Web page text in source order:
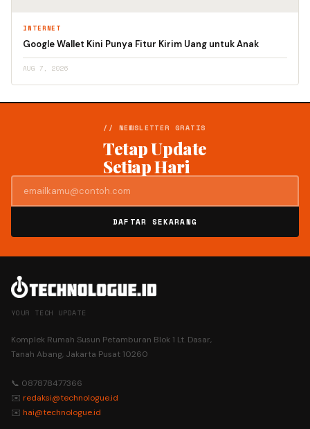
INTERNET
Google Wallet Kini Punya Fitur Kirim Uang untuk Anak
AUG 7, 2026
// NEWSLETTER GRATIS
Tetap Update
Setiap Hari
DAFTAR SEKARANG
YOUR TECH UPDATE
Komplek Rumah Susun Petamburan Blok 1 Lt. Dasar,
Tanah Abang, Jakarta Pusat 10260
📞 087878477366
✉️ redaksi@technologue.id
✉️ hai@technologue.id